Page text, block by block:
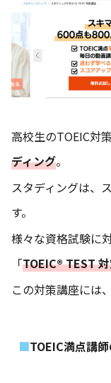
高校生のTOEIC対
ディング。
スタディングは、
す。
様々な資格試験に
「TOEIC® TEST
この対策講座には
TOEIC満点講